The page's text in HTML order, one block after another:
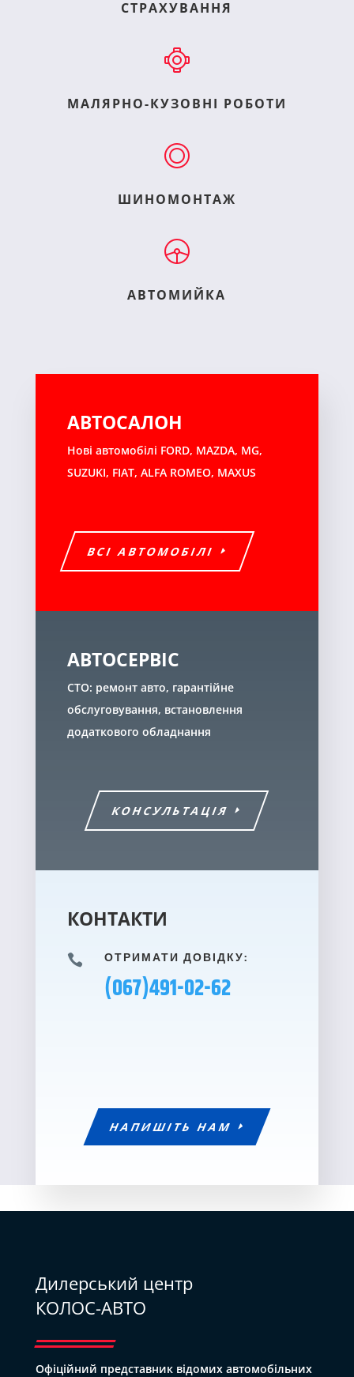
СТРАХУВАННЯ
МАЛЯРНО-КУЗОВНІ РОБОТИ
ШИНОМОНТАЖ
АВТОМИЙКА
АВТОСАЛОН
Нові автомобілі FORD, MAZDA, MG,
SUZUKI, FIAT, ALFA ROMEO, MAXUS
ВСІ АВТОМОБІЛІ
АВТОСЕРВІС
СТО: ремонт авто, гарантійне
обслуговування, встановлення
додаткового обладнання
КОНСУЛЬТАЦІЯ
КОНТАКТИ
 ОТРИМАТИ ДОВІДКУ:
(067)491-02-62
НАПИШІТЬ НАМ
Дилерський центр
КОЛОС-АВТО
Офіційний представник відомих автомобільних